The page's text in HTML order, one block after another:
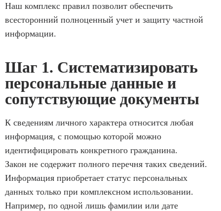
Наш комплекс правил позволит обеспечить
всесторонний полноценный учет и защиту частной
информации.
Шаг 1. Систематизировать
персональные данные и
сопутствующие документы
К сведениям личного характера относится любая
информация, с помощью которой можно
идентифицировать конкретного гражданина.
Закон не содержит полного перечня таких сведений.
Информация приобретает статус персональных
данных только при комплексном использовании.
Например, по одной лишь фамилии или дате